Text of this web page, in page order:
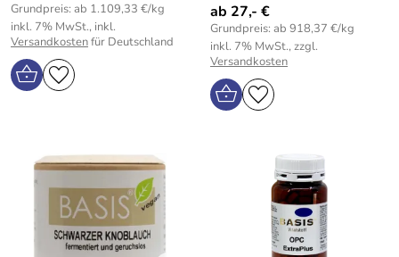
Grundpreis: ab 1.109,33 €/kg
inkl. 7% MwSt., inkl.
Versandkostenfür Deutschland
ab 27,- €
Grundpreis: ab 918,37 €/kg
inkl. 7% MwSt., zzgl.
Versandkosten